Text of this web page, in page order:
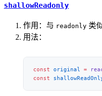
shallowReadonly
作用：与 readonly 类
用法：
const original =
const